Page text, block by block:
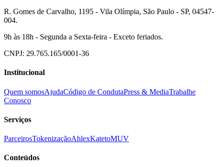
R. Gomes de Carvalho, 1195 - Vila Olímpia, São Paulo - SP, 04547-
004.
9h às 18h - Segunda a Sexta-feira - Exceto feriados.
CNPJ: 29.765.165/0001-36
Institucional
Quem somosAjudaCódigo de CondutaPress & MediaTrabalhe
Conosco
Serviços
ParceirosTokenizaçãoAhlexKatetoMUV
Conteúdos